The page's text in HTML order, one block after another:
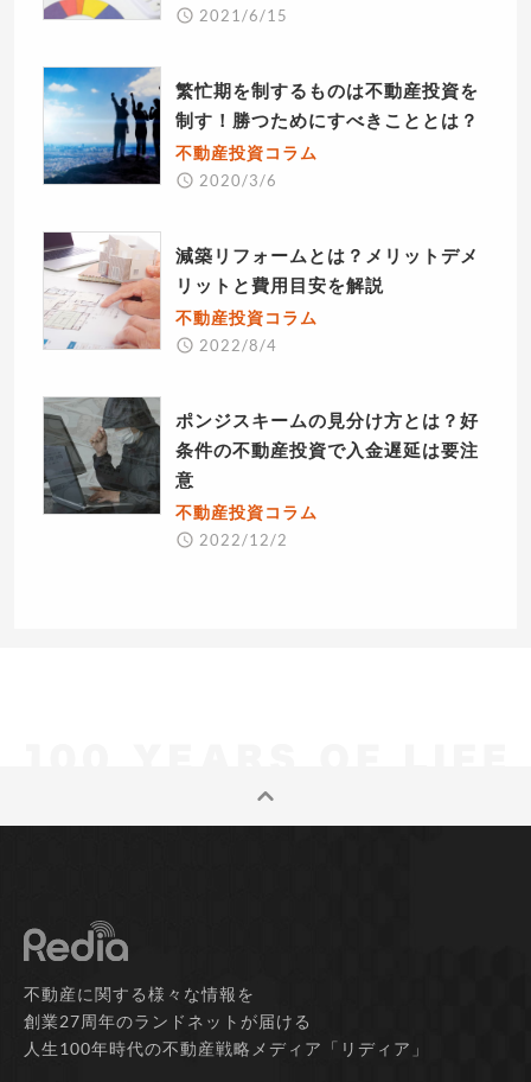
2021/6/15
繁忙期を制するものは不動産投資を
制す！勝つためにすべきこととは？
不動産投資コラム
2020/3/6
減築リフォームとは？メリットデメ
リットと費用目安を解説
不動産投資コラム
2022/8/4
ポンジスキームの見分け方とは？好
条件の不動産投資で入金遅延は要注
意
不動産投資コラム
2022/12/2
不動産に関する様々な情報を
創業27周年のランドネットが届ける
人生100年時代の不動産戦略メディア「リディア」